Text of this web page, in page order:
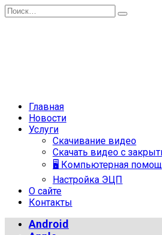
Перейти
к
Search
for:
Главная
Новости
Услуги
Скачивание видео
Скачать видео с
🖥 Компьютерная
Настройка ЭЦП
О сайте
Контакты
Android